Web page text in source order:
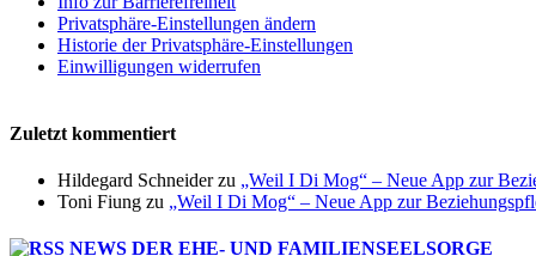
Privatsphäre-Einstellungen ändern
Historie der Privatsphäre-Einstellungen
Einwilligungen widerrufen
Zuletzt kommentiert
Hildegard Schneiderzu „Weil I Di Mog“ – Neue App zur
Toni Fiung zu „Weil I Di Mog“ – Neue App zur
NEWS DER EHE- UND FAMILIENSEELSORGE